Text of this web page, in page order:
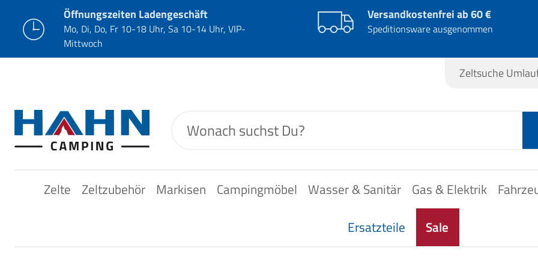
Öffnungszeiten Ladengeschäft
Mo, Di, Do, Fr 10-18 Uhr, Sa 10-14 Uhr, VIP-
Mittwoch
Versandkostenfrei ab 60 €
Speditionsware ausgenommen
Zeltsuche
Zelte Zeltzubehör Markisen Campingmöbel Wasser & Sanitär Gas & Elektrik
Ersatzteile
Sale